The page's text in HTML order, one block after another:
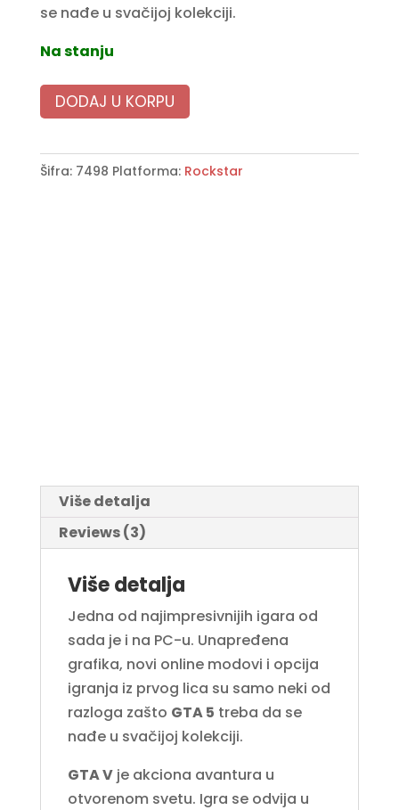
se nađe u svačijoj kolekciji.
Na stanju
DODAJ U KORPU
Šifra: 7498 Platforma: Rockstar
Više detalja
Reviews (3)
Više detalja
Jedna od najimpresivnijih igara od
sada je i na PC-u. Unapređena
grafika, novi online modovi i opcija
igranja iz prvog lica su samo neki od
razloga zašto GTA 5 treba da se
nađe u svačijoj kolekciji.
GTA Vje akciona avantura u
otvorenom svetu. Igra se odvija u